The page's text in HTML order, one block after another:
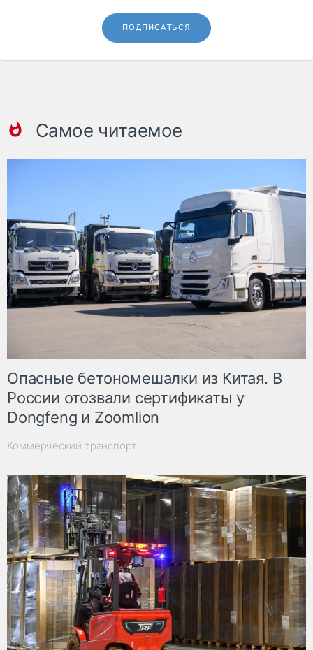
ПОДПИСАТЬСЯ
Самое читаемое
Опасные бетономешалки из Китая. В
России отозвали сертификаты у
Dongfeng и Zoomlion
Коммерческий транспорт